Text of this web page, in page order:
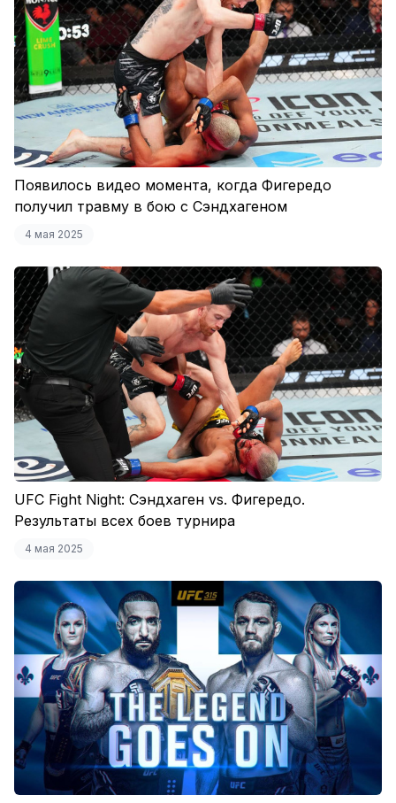
Появилось видео момента, когда Фигередо
получил травму в бою с Сэндхагеном
4 мая 2025
UFC Fight Night: Сэндхаген vs. Фигередо.
Результаты всех боев турнира
4 мая 2025